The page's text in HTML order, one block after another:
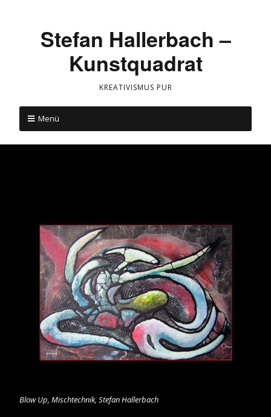
Stefan Hallerbach –
Kunstquadrat
KREATIVISMUS PUR
Menü
Blow Up, Mischtechnik, Stefan Hallerbach